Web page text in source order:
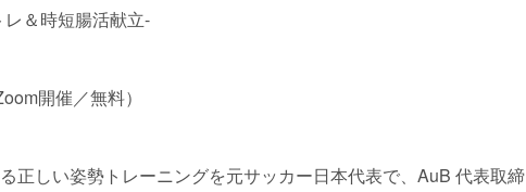
＆時短腸活献立-
開催／無料）
正しい姿勢トレーニングを元サッカー日本代表で、AuB 代表取締